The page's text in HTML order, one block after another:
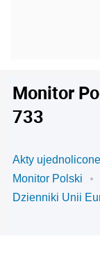
Monitor
733
Akty ujednolicone
Monitor Polski
Dzienniki Unii